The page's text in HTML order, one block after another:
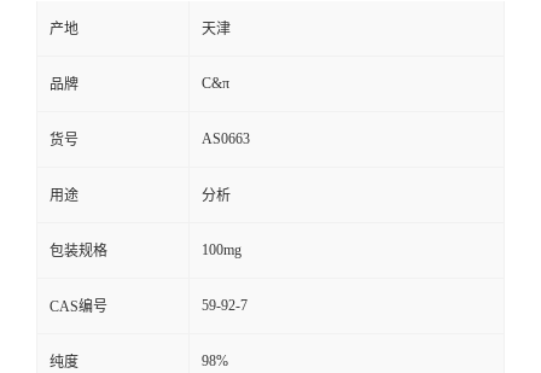
产地 天津
品牌 C&π
货号 AS0663
用途 分析
包装规格 100mg
CAS编号 59-92-7
纯度 98%